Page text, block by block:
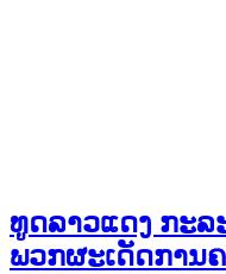
ທູດລາວແດງ ກະລ
ພວກຜະເດັດການ